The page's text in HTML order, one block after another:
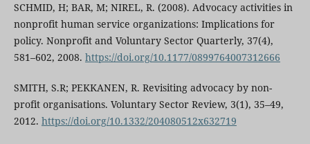
SCHMID, H; BAR, M; NIREL, R. (2008). Advocacy activities in
nonprofit human service organizations: Implications for
policy. Nonprofit and Voluntary Sector Quarterly, 37(4),
581–602, 2008. https://doi.org/10.1177/0899764007312666
SMITH, S.R; PEKKANEN, R. Revisiting advocacy by non-
profit organisations. Voluntary Sector Review, 3(1), 35–49,
2012. https://doi.org/10.1332/204080512x632719